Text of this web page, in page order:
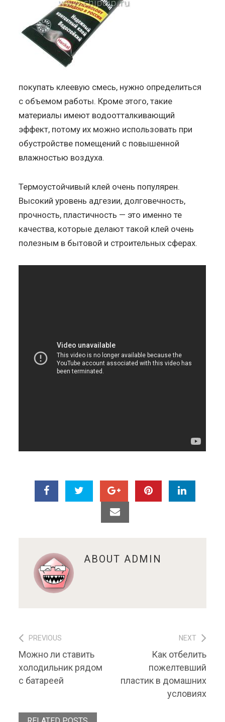
покупать клеевую смесь, нужно определиться
с объемом работы. Кроме этого, такие
материалы имеют водоотталкивающий
эффект, потому их можно использовать при
обустройстве помещений с повышенной
влажностью воздуха.
Термоустойчивый клей очень популярен.
Высокий уровень адгезии, долговечность,
прочность, пластичность — это именно те
качества, которые делают такой клей очень
полезным в бытовой и строительных сферах.
ABOUT ADMIN
Навигация по записям
PREVIOUS
Previous post:
Можно ли ставить
холодильник рядом
с батареей
NEXT
Next post:
Как отбелить
пожелтевший
пластик в домашних
условиях